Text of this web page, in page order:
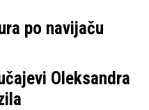
po navijaču
Oleksandra